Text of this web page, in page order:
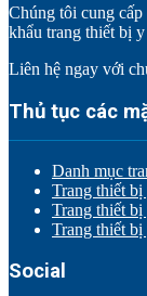
Chúng tôi cung
khẩu trang thiết bị y
Liên hệ ngay với
Thủ tục các
Danh mục
Trang thiết bị
Trang thiết
Trang thiết
Social